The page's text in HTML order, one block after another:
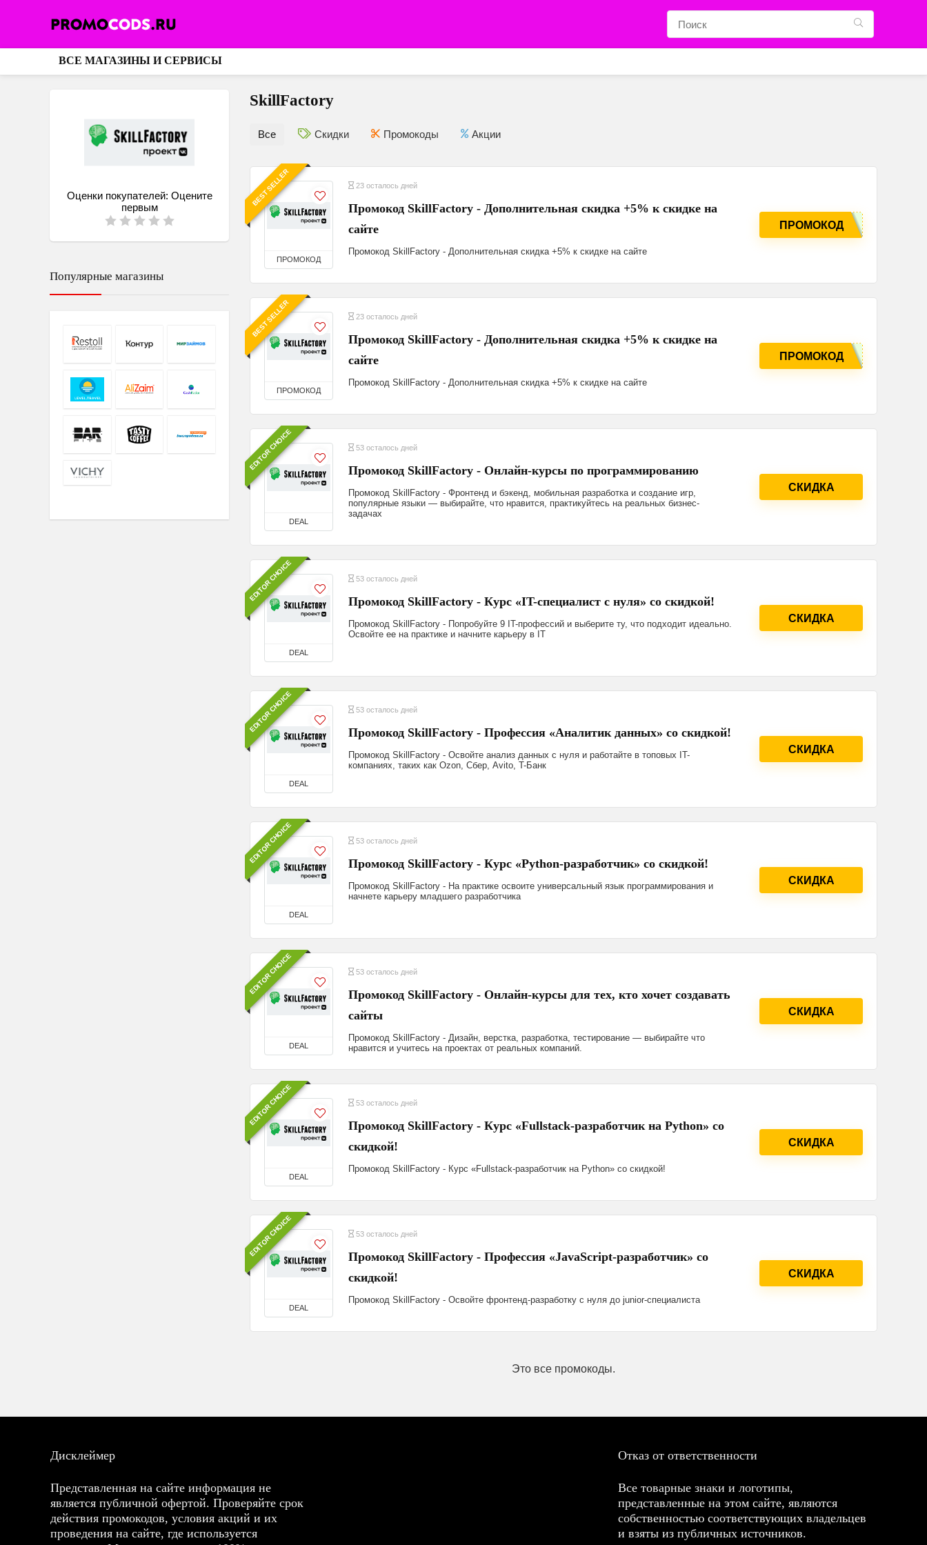
ВСЕ МАГАЗИНЫ И СЕРВИСЫ
SkillFactory
Оценки покупателей: Оцените
первым
Все Скидки Промокоды Акции
BEST SELLER
ПРОМОКОД
23 осталось дней
Промокод SkillFactory - Дополнительная скидка +5% к скидке на
сайте
Промокод SkillFactory - Дополнительная скидка +5% к скидке на сайте
ПРОМОКОД
BEST SELLER
ПРОМОКОД
23 осталось дней
Промокод SkillFactory - Дополнительная скидка +5% к скидке на
сайте
Промокод SkillFactory - Дополнительная скидка +5% к скидке на сайте
ПРОМОКОД
EDITOR CHOICE
DEAL
53 осталось дней
Промокод SkillFactory - Онлайн-курсы по программированию
Промокод SkillFactory - Фронтенд и бэкенд, мобильная разработка и создание игр,
популярные языки — выбирайте, что нравится, практикуйтесь на реальных бизнес-
задачах
СКИДКА
EDITOR CHOICE
DEAL
53 осталось дней
Промокод SkillFactory - Курс «IT-специалист с нуля» со скидкой!
Промокод SkillFactory - Попробуйте 9 IT-профессий и выберите ту, что подходит идеально.
Освойте ее на практике и начните карьеру в IT
СКИДКА
EDITOR CHOICE
DEAL
53 осталось дней
Промокод SkillFactory - Профессия «Аналитик данных» со скидкой!
Промокод SkillFactory - Освойте анализ данных с нуля и работайте в топовых IT-
компаниях, таких как Ozon, Сбер, Avito, T-Банк
СКИДКА
EDITOR CHOICE
DEAL
53 осталось дней
Промокод SkillFactory - Курс «Python-разработчик» со скидкой!
Промокод SkillFactory - На практике освоите универсальный язык программирования и
начнете карьеру младшего разработчика
СКИДКА
EDITOR CHOICE
DEAL
53 осталось дней
Промокод SkillFactory - Онлайн-курсы для тех, кто хочет создавать
сайты
Промокод SkillFactory - Дизайн, верстка, разработка, тестирование — выбирайте что
нравится и учитесь на проектах от реальных компаний.
СКИДКА
EDITOR CHOICE
DEAL
53 осталось дней
Промокод SkillFactory - Курс «Fullstack-разработчик на Python» со
скидкой!
Промокод SkillFactory - Курс «Fullstack-разработчик на Python» со скидкой!
СКИДКА
EDITOR CHOICE
DEAL
53 осталось дней
Промокод SkillFactory - Профессия «JavaScript-разработчик» со
скидкой!
Промокод SkillFactory - Освойте фронтенд-разработку с нуля до junior-специалиста
СКИДКА
Это все промокоды.
Популярные магазины
Дисклеймер
Представленная на сайте информация не
является публичной офертой. Проверяйте срок
действия промокодов, условия акций и их
проведения на сайте, где используется
Отказ от ответственности
Все товарные знаки и логотипы,
представленные на этом сайте, являются
собственностью соответствующих владельцев
и взяты из публичных источников.